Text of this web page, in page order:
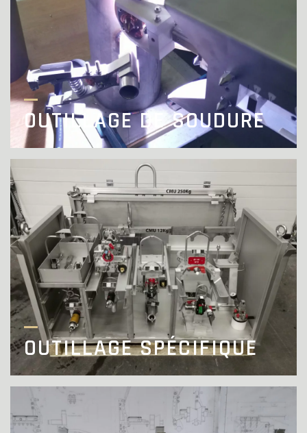
OUTILLAGE DE SOUDURE
OUTILLAGE SPÉCIFIQUE